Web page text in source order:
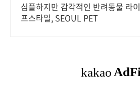
심플하지만 감각적인 반려동물 라이
프스타일, SEOUL PET